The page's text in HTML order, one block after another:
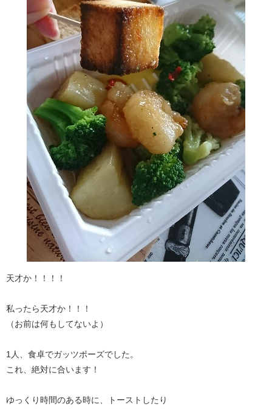
天才か！！！！
私ったら天才か！！！
（お前は何もしてないよ）
1人、食卓でガッツポーズでした。
これ、絶対に合います！
ゆっくり時間のある時に、トーストしたり